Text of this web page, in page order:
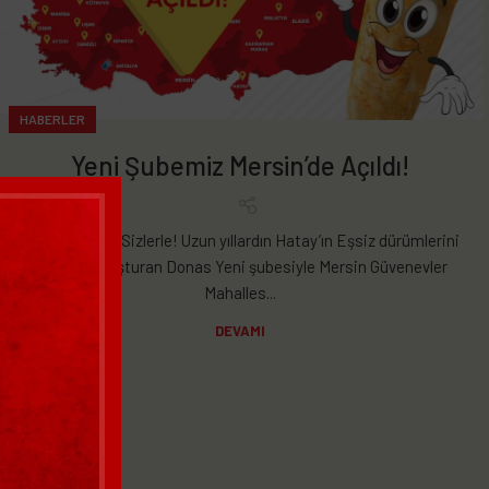
HABERLER
Yeni Şubemiz Mersin’de Açıldı!
Yeni Şubemiz Sizlerle! Uzun yıllardın Hatay’ın Eşsiz dürümlerini
sizlerle buluşturan Donas Yeni şubesiyle Mersin Güvenevler
Mahalles...
DEVAMI